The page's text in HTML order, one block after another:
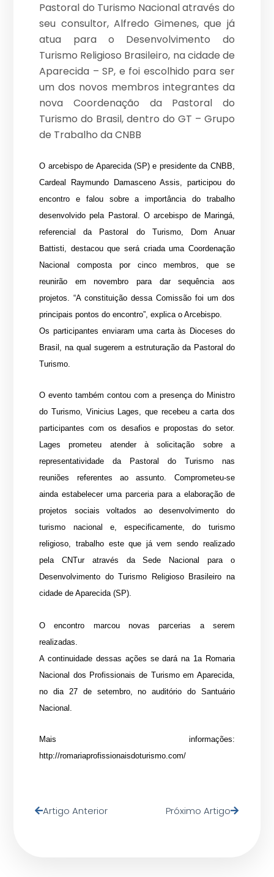
Pastoral do Turismo Nacional através do
seu consultor, Alfredo Gimenes, que já
atua para o Desenvolvimento do
Turismo Religioso Brasileiro, na cidade de
Aparecida – SP, e foi escolhido para ser
um dos novos membros integrantes da
nova Coordenação da Pastoral do
Turismo do Brasil, dentro do GT – Grupo
de Trabalho da CNBB
O arcebispo de Aparecida (SP) e presidente da CNBB,
Cardeal Raymundo Damasceno Assis, participou do
encontro e falou sobre a importância do trabalho
desenvolvido pela Pastoral. O arcebispo de Maringá,
referencial da Pastoral do Turismo, Dom Anuar
Battisti, destacou que será criada uma Coordenação
Nacional composta por cinco membros, que se
reunirão em novembro para dar sequência aos
projetos. “A constituição dessa Comissão foi um dos
principais pontos do encontro”, explica o Arcebispo.
Os participantes enviaram uma carta às Dioceses do
Brasil, na qual sugerem a estruturação da Pastoral do
Turismo.
O evento também contou com a presença do Ministro
do Turismo, Vinicius Lages, que recebeu a carta dos
participantes com os desafios e propostas do setor.
Lages prometeu atender à solicitação sobre a
representatividade da Pastoral do Turismo nas
reuniões referentes ao assunto. Comprometeu-se
ainda estabelecer uma parceria para a elaboração de
projetos sociais voltados ao desenvolvimento do
turismo nacional e, especificamente, do turismo
religioso, trabalho este que já vem sendo realizado
pela CNTur através da Sede Nacional para o
Desenvolvimento do Turismo Religioso Brasileiro na
cidade de Aparecida (SP).
O encontro marcou novas parcerias a serem
realizadas.
A continuidade dessas ações se dará na 1a Romaria
Nacional dos Profissionais de Turismo em Aparecida,
no dia 27 de setembro, no auditório do Santuário
Nacional.
Mais informações:
http://romariaprofissionaisdoturismo.com/
Artigo Anterior Próximo Artigo